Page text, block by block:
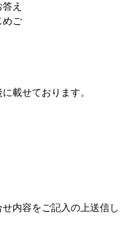
え
めご
載せております。
内容をご記入の上送信し